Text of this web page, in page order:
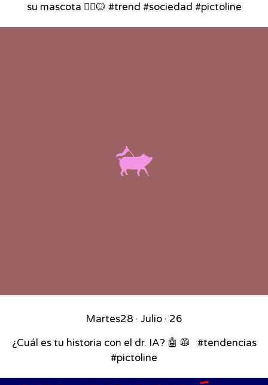
su mascota 🙂‍↕️🐱 #trend #sociedad #pictoline
Martes28 · Julio · 26
¿Cuál es tu historia con el dr. IA? 🤖 🥼 ⁣ ⁣ #tendencias
#pictoline